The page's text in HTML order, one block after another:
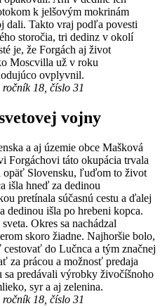
k jelšovým mokrinám
dali. Takto vraj podľa povesti
storočia, tri dedinz v okolí
je, že Forgách aj život
Moscvilla už v roku
ovplyvnil.
18, číslo 31
vojny
a aj územie obce Mašková
Forgáchovi táto okupácia trvala
opäť Slovensku, ľuďom to život
išla hneď za dedinou
pretínala súčasnú cestu a ďalej
dedinou išla po hrebeni kopca.
Okres sa nachádzal
skoro žiadne. Najhoršie bolo,
do Lučnca a tým značnej
za prácou a možnosť predaja
predávali výrobky živočíšnoho
syr a aj zelenina.
18, číslo 31